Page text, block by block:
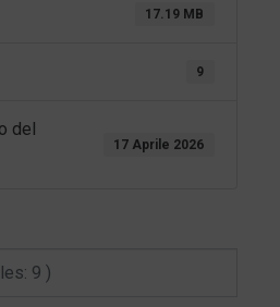
17.19 MB
9
del
17 Aprile 2026